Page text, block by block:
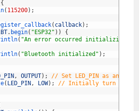
{
( 115200) ;
( callback) ;
. begin( "ESP32" ) )
{
( "An error occurred initializing
( "Bluetooth initialized" ) ;
, OUTPUT) ;
// Set LED_PIN as an
( LED_PIN , LOW) ;
// Initially turn off the